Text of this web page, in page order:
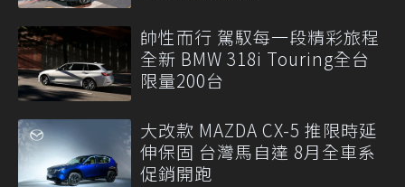
帥性而行 駕馭每一段精彩旅程
全新 BMW 318i Touring全台
限量200台
大改款 MAZDA CX-5 推限時延
伸保固 台灣馬自達 8月全車系
促銷開跑